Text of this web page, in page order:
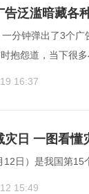
告泛滥暗藏各
一分钟弹出了3个
抱怨道，当下很
16:37
灾日 一图看懂
12日）是我国第15
15:49